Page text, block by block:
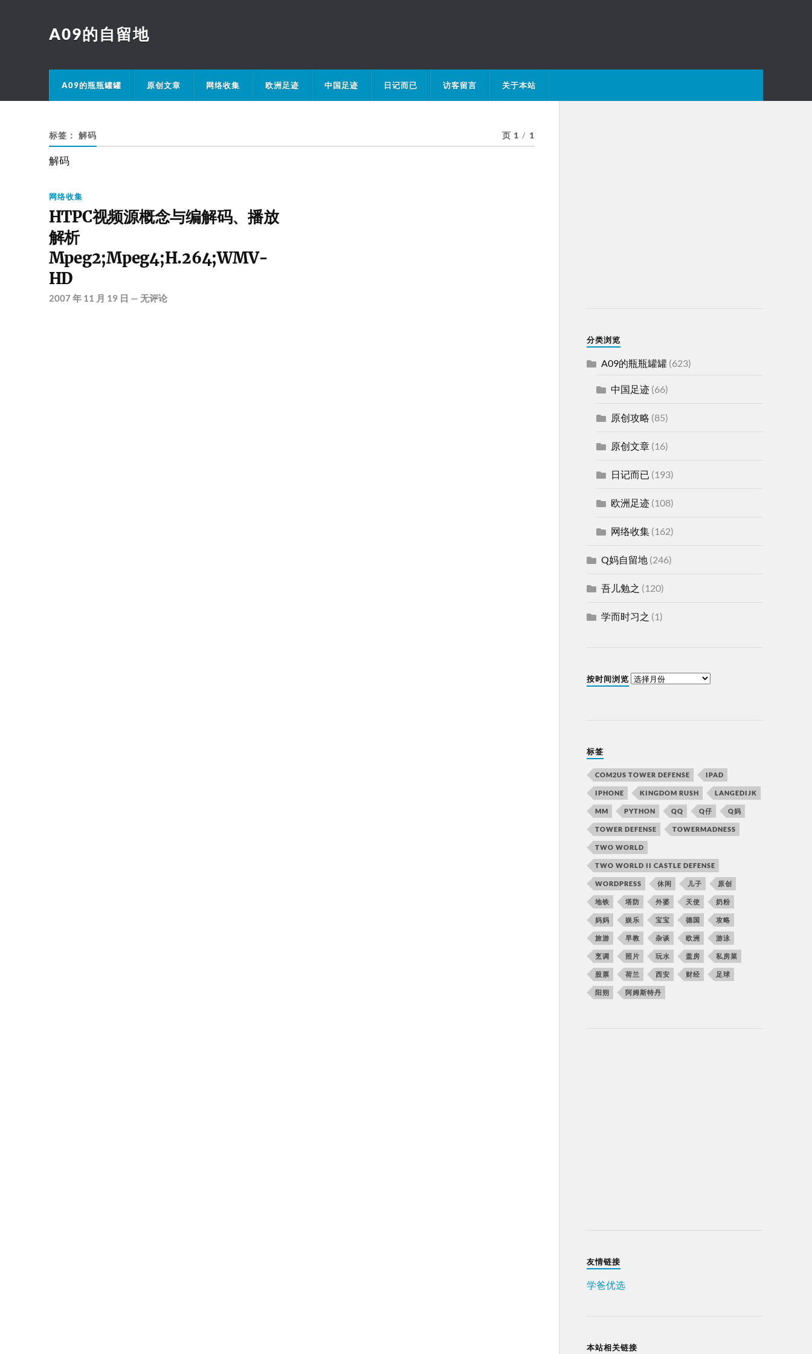
A09的自留地
A09的瓶瓶罐罐 原创文章 网络收集 欧洲足迹 中国足迹 日记而已 访客留言 关于本站
标签： 解码 页 1 / 1
解码
网络收集
HTPC视频源概念与编解码、播放
解析
Mpeg2;Mpeg4;H.264;WMV-
HD
2007 年 11 月 19 日 — 无评论
分类浏览
A09的瓶瓶罐罐(623)
中国足迹(66)
原创攻略 (85)
原创文章(16)
日记而已 (193)
欧洲足迹(108)
网络收集(162)
Q妈自留地(246)
吾儿勉之 (120)
学而时习之 (1)
按时间浏览
标签
COM2US TOWER DEFENSE IPAD
IPHONE KINGDOM RUSH LANGEDIJK
MM PYTHON QQ Q仔 Q妈
TOWER DEFENSE TOWERMADNESS
TWO WORLD
TWO WORLD II CASTLE DEFENSE
WORDPRESS 休闲 儿子 原创
地铁 塔防 外婆 天使 奶粉
妈妈 娱乐 宝宝 德国 攻略
旅游 早教 杂谈 欧洲 游泳
烹调 照片 玩水 盖房 私房菜
股票 荷兰 西安 财经 足球
阳朔 阿姆斯特丹
友情链接
学爸优选
本站相关链接